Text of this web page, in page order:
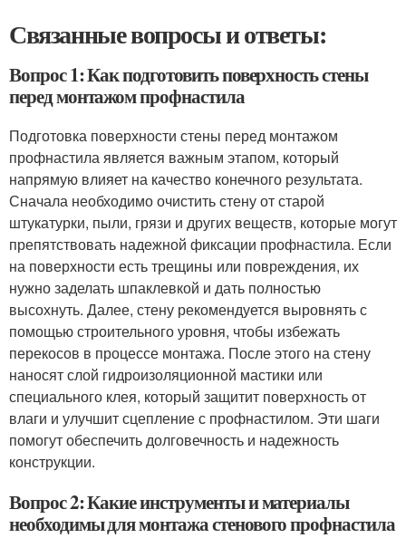
Связанные вопросы и ответы:
Вопрос 1: Как подготовить поверхность стены
перед монтажом профнастила
Подготовка поверхности стены перед монтажом
профнастила является важным этапом, который
напрямую влияет на качество конечного результата.
Сначала необходимо очистить стену от старой
штукатурки, пыли, грязи и других веществ, которые могут
препятствовать надежной фиксации профнастила. Если
на поверхности есть трещины или повреждения, их
нужно заделать шпаклевкой и дать полностью
высохнуть. Далее, стену рекомендуется выровнять с
помощью строительного уровня, чтобы избежать
перекосов в процессе монтажа. После этого на стену
наносят слой гидроизоляционной мастики или
специального клея, который защитит поверхность от
влаги и улучшит сцепление с профнастилом. Эти шаги
помогут обеспечить долговечность и надежность
конструкции.
Вопрос 2: Какие инструменты и материалы
необходимы для монтажа стенового профнастила